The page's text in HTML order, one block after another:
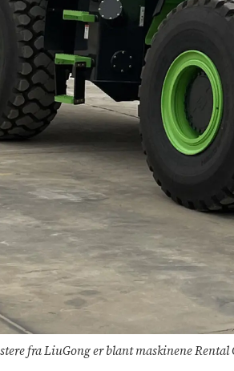
fra LiuGong er blant maskinene Rental